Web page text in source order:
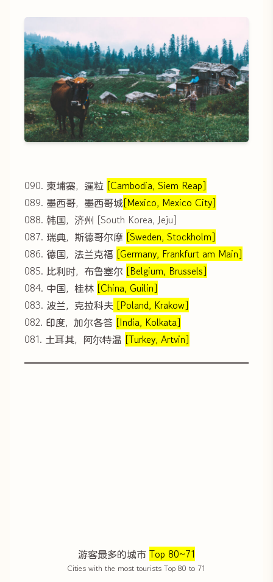
090. 柬埔寨，暹粒 [Cambodia, Siem Reap]
089. 墨西哥，墨西哥城[Mexico, Mexico City]
088. 韩国，济州 [South Korea, Jeju]
087. 瑞典，斯德哥尔摩 [Sweden, Stockholm]
086. 德国，法兰克福 [Germany, Frankfurt am Main]
085. 比利时，布鲁塞尔 [Belgium, Brussels]
084. 中国，桂林 [China, Guilin]
083. 波兰，克拉科夫 [Poland, Krakow]
082. 印度，加尔各答 [India, Kolkata]
081. 土耳其，阿尔特温 [Turkey, Artvin]
游客最多的城市 Top 80~71
Cities with the most tourists Top 80 to 71